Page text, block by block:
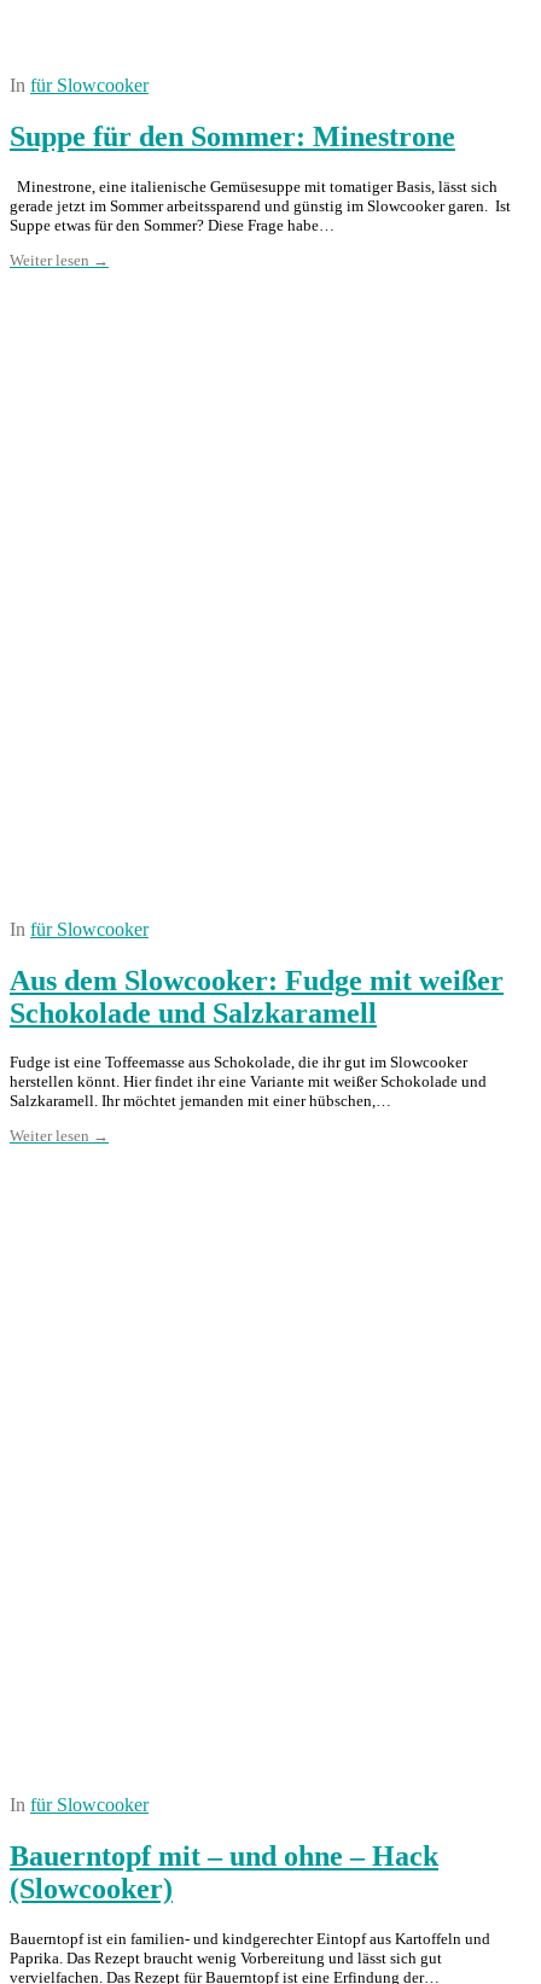
In für Slowcooker
Suppe für den Sommer: Minestrone
Minestrone, eine italienische Gemüsesuppe mit tomatiger Basis, lässt sich
gerade jetzt im Sommer arbeitssparend und günstig im Slowcooker garen. Ist
Suppe etwas für den Sommer? Diese Frage habe…
Weiter lesen →
In für Slowcooker
Aus dem Slowcooker: Fudge mit weißer
Schokolade und Salzkaramell
Fudge ist eine Toffeemasse aus Schokolade, die ihr gut im Slowcooker
herstellen könnt. Hier findet ihr eine Variante mit weißer Schokolade und
Salzkaramell. Ihr möchtet jemanden mit einer hübschen,…
Weiter lesen →
In für Slowcooker
Bauerntopf mit – und ohne – Hack
(Slowcooker)
Bauerntopf ist ein familien- und kindgerechter Eintopf aus Kartoffeln und
Paprika. Das Rezept braucht wenig Vorbereitung und lässt sich gut
vervielfachen. Das Rezept für Bauerntopf ist eine Erfindung der…